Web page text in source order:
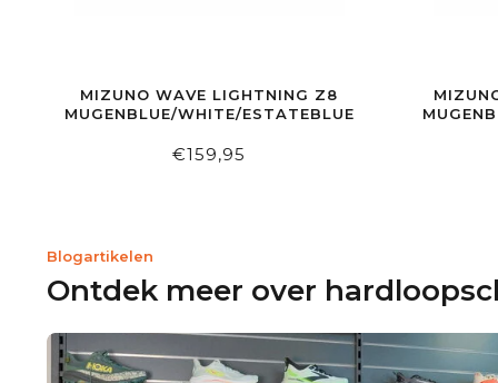
MIZUNO WAVE LIGHTNING Z8
MUGENBLUE/WHITE/ESTATEBLUE
€159,95
Blogartikelen
Ontdek meer over